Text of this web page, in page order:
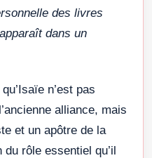
des livres
dans un
n’est pas
alliance, mais
et un apôtre de la
rôle essentiel qu’il